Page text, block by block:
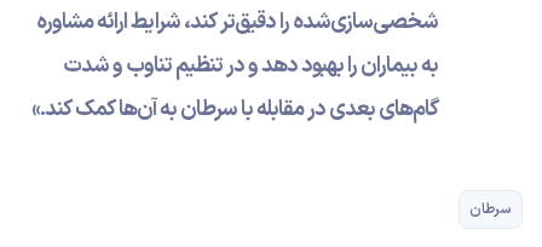
شخصی‌سازی‌شده را دقیق‌تر کند، شرایط ارائه مشاوره
به بیماران را بهبود دهد و در تنظیم تناوب و شدت
گام‌های بعدی در مقابله با سرطان به آن‌ها کمک کند.»
سرطان